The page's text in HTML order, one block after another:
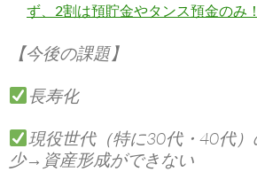
ず、2割は預貯金やタンス預金のみ！
【今後の課題】
長寿化
現役世代（特に30代・40代
少→資産形成ができない